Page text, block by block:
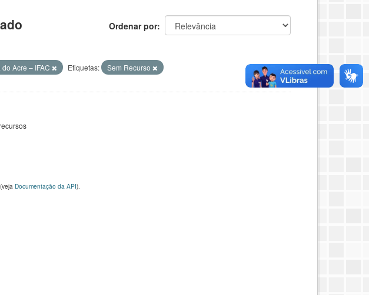
Ordenar por
Acre – IFAC
Etiquetas: Sem Recurso
(veja Documentação da API).